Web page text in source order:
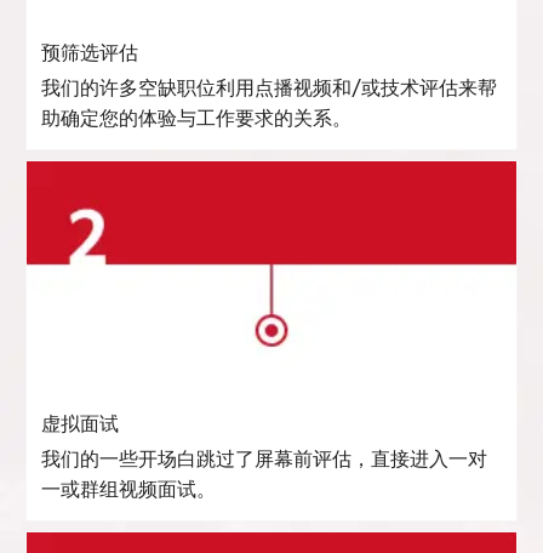
预筛选评估
我们的许多空缺职位利用点播视频和/或技术评估来帮
助确定您的体验与工作要求的关系。
虚拟面试
我们的一些开场白跳过了屏幕前评估，直接进入一对
一或群组视频面试。